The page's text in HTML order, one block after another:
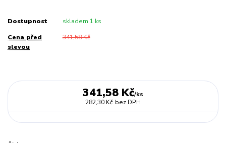
Dostupnost skladem 1 ks
Cena před
slevou
341,58 Kč
341,58 Kč/ks
282,30 Kč bez DPH